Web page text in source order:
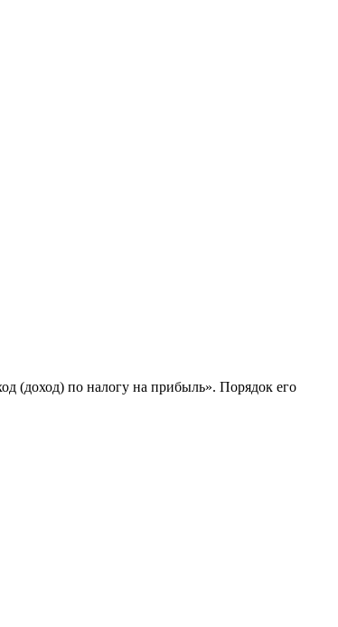
(доход) по налогу на прибыль». Порядок его